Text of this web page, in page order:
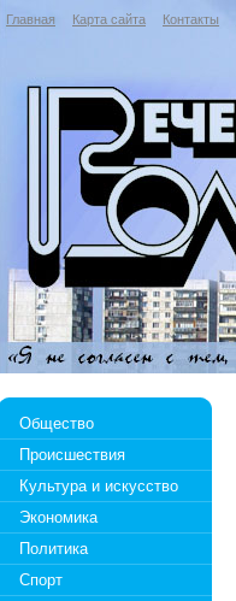
Главная Карта сайта Контакты
Общество
Происшествия
Культура и искусство
Экономика
Политика
Спорт